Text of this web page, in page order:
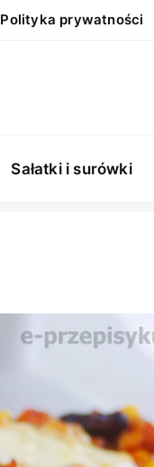
Polityka prywatności
Sałatki i surówki